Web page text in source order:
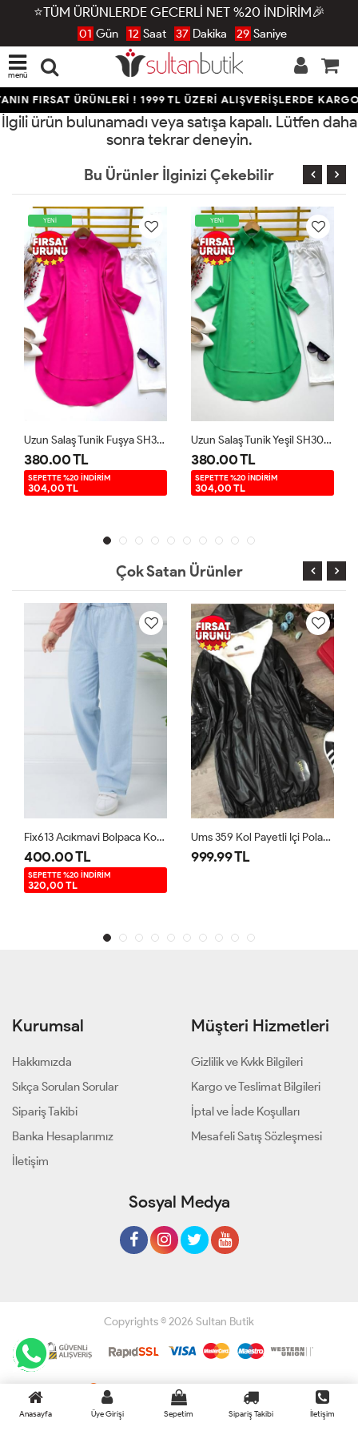
⭐TÜM ÜRÜNLERDE GECERLİ NET %20 İNDİRİM🎉
01 Gün 12 Saat 37 Dakika 29 Saniye
menü
FIRSAT ÜRÜNLERİ ! 1999 TL ÜZERİ ALIŞVERİŞLERDE KARGO
İlgili ürün bulunamadı veya satışa kapalı. Lütfen daha
sonra tekrar deneyin.
Bu Ürünler İlginizi Çekebilir
YENİ
380.00 TL
SEPETTE %20 İNDİRİM
304,00 TL
YENİ
380.00 TL
SEPETTE %20 İNDİRİM
304,00 TL
Çok Satan Ürünler
Fix613 Acıkmavi Bolpaca Kot Pantolon Acıkmavi Ums 359 Kol Payetli Içi Polarlı Mont Siyah
999.99 TL 250.00 TL
Kurumsal
Hakkımızda
Sıkça Sorulan Sorular
Sipariş Takibi
Banka Hesaplarımız
İletişim
Müşteri Hizmetleri
Gizlilik ve Kvkk Bilgileri
Kargo ve Teslimat Bilgileri
İptal ve İade Koşulları
Mesafeli Satış Sözleşmesi
Sosyal Medya
Copyrights © 2026 Sultan Butik
Geliştir - powered by innovation
Anasayfa Üye Girişi Sepetim Sipariş Takibi İletişim